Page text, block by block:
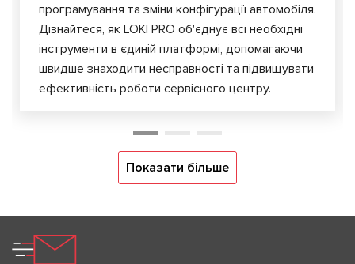
програмування та зміни конфігурації автомобіля.
Дізнайтеся, як LOKI PRO об'єднує всі необхідні
інструменти в єдиній платформі, допомагаючи
швидше знаходити несправності та підвищувати
ефективність роботи сервісного центру.
Показати більше